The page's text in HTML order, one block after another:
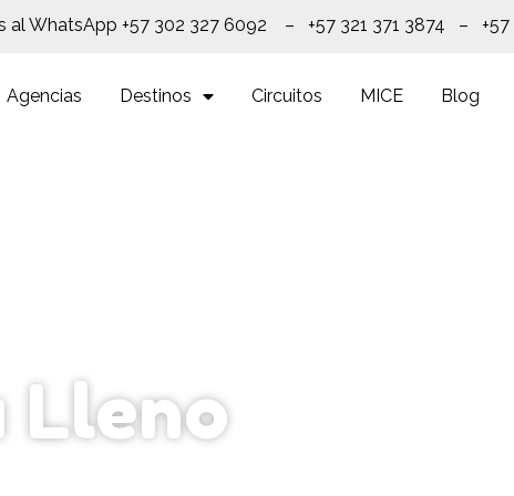
al WhatsApp +57 302 327 6092 – +57 321 371 3874 –
Agencias Destinos Circuitos MICE Blog
Lleno